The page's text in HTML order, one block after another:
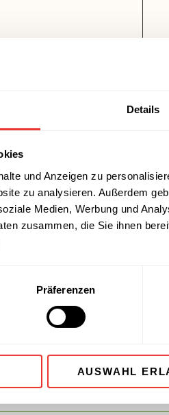
Details
und Anzeigen zu
zu analysieren. Außerdem
Medien, Werbung und
zusammen, die Sie ihnen
Präferenzen
AUSWAHL